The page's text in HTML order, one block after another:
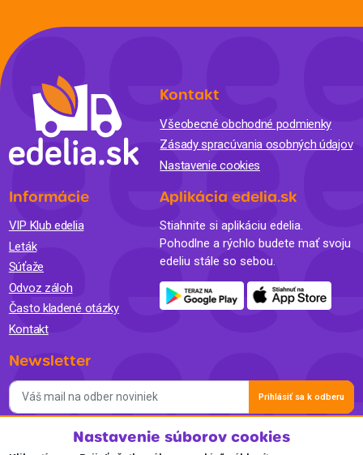
Kontakt
Všeobecné obchodné podmienky
Zásady spracúvania osobných údajov
Nastavenie cookies
Informácie
VIP Klub edelia
Leták
Súťaže
Odvoz záloh
Často kladené otázky
Kontakt
Aplikácia edelia.sk
Stiahnite si aplikáciu edelia.
Pohodlne a rýchlo budete mať svoju
edeliu stále so sebou.
Newsletter
Prihlásiť sa k odberu
Súhlasím so spracovaním osobných údajov a so zasielaním
Nastavenie súborov cookies